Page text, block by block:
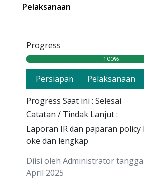
Pelaksanaan
Progress
100%
Persiapan Pelaksanaan
Progress Saat ini : Selesai
Catatan / Tindak Lanjut :
Laporan IR dan paparan policy
oke dan lengkap
Diisi oleh Administrator
April 2025